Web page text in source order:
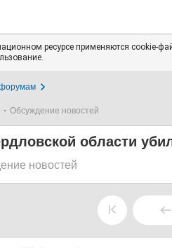
ресурсе применяются cookie-
Обсуждение новостей
области
новостей